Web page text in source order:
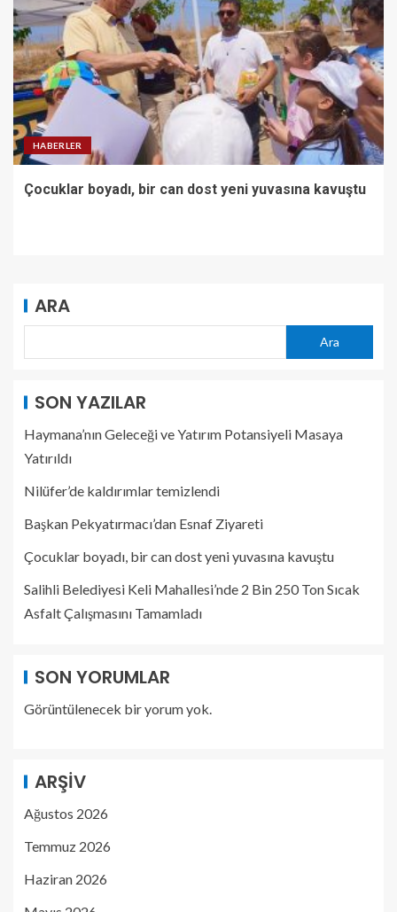
HABERLER
Çocuklar boyadı, bir can dost yeni yuvasına kavuştu
ARA
Ara
SON YAZILAR
Haymana’nın Geleceği ve Yatırım Potansiyeli Masaya
Yatırıldı
Nilüfer’de kaldırımlar temizlendi
Başkan Pekyatırmacı’dan Esnaf Ziyareti
Çocuklar boyadı, bir can dost yeni yuvasına kavuştu
Salihli Belediyesi Keli Mahallesi’nde 2 Bin 250 Ton Sıcak
Asfalt Çalışmasını Tamamladı
SON YORUMLAR
Görüntülenecek bir yorum yok.
ARŞIV
Ağustos 2026
Temmuz 2026
Haziran 2026